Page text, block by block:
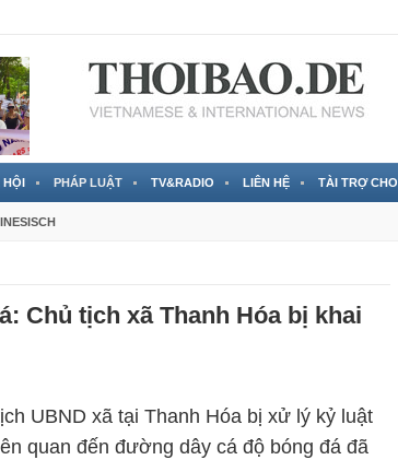
HỘI PHÁP LUẬT TV&RADIO LIÊN HỆ TÀI TRỢ
Chủ tịch xã Thanh Hóa bị khai
UBND xã tại Thanh Hóa bị xử lý kỷ luật
quan đến đường dây cá độ bóng đá đã